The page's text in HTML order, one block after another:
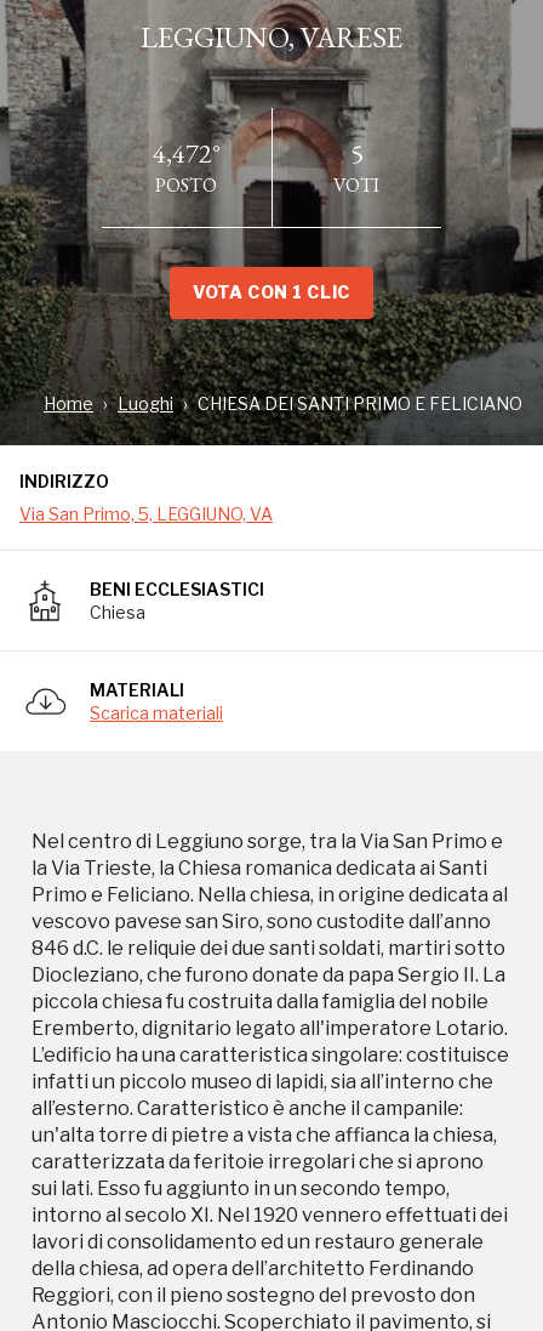
LEGGIUNO, VARESE
4,472°
POSTO
5
VOTI
VOTA CON 1 CLIC
Home Luoghi CHIESA DEI SANTI PRIMO E FELICIANO
INDIRIZZO
Via San Primo, 5, LEGGIUNO, VA
BENI ECCLESIASTICI
Chiesa
MATERIALI
Scarica materiali
Nel centro di Leggiuno sorge, tra la Via San Primo e
la Via Trieste, la Chiesa romanica dedicata ai Santi
Primo e Feliciano. Nella chiesa, in origine dedicata al
vescovo pavese san Siro, sono custodite dall’anno
846 d.C. le reliquie dei due santi soldati, martiri sotto
Diocleziano, che furono donate da papa Sergio II. La
piccola chiesa fu costruita dalla famiglia del nobile
Eremberto, dignitario legato all'imperatore Lotario.
L’edificio ha una caratteristica singolare: costituisce
infatti un piccolo museo di lapidi, sia all’interno che
all’esterno. Caratteristico è anche il campanile:
un'alta torre di pietre a vista che affianca la chiesa,
caratterizzata da feritoie irregolari che si aprono
sui lati. Esso fu aggiunto in un secondo tempo,
intorno al secolo XI. Nel 1920 vennero effettuati dei
lavori di consolidamento ed un restauro generale
della chiesa, ad opera dell’architetto Ferdinando
Reggiori, con il pieno sostegno del prevosto don
Antonio Masciocchi. Scoperchiato il pavimento, si
INDIRIZZO
Via San Primo, 5, LEGGIUNO, VA
la Via Trieste, la Chiesa romanica dedicata ai Santi
Primo e Feliciano. Nella chiesa, in origine dedicata al
vescovo pavese san Siro, sono custodite dall’anno
846 d.C. le reliquie dei due santi soldati, martiri sotto
piccola chiesa fu costruita dalla famiglia del nobile
Eremberto, dignitario legato all'imperatore Lotario.
L’edificio ha una caratteristica singolare: costituisce
sui lati. Esso fu aggiunto in un secondo tempo,
intorno al secolo XI. Nel 1920 vennero effettuati dei
lavori di consolidamento ed un restauro generale
della chiesa, ad opera dell’architetto Ferdinando
Reggiori, con il pieno sostegno del prevosto don
Antonio Masciocchi. Scoperchiato il pavimento, si
trovarono quattro tombe scavate tra il muro
frontale e un muro trasversale sotterraneo; sotto il
mastodontico altare del tempo, accostato alla
parete dell’abside, fu poi scoperta un’urna
contenente le reliquie dei martiri Primo e Feliciano,
come già si presumeva dallo studio degli antichi
documenti. Venne costruito un nuovo altare, di
dimensioni ridotte, lasciando a vista la colonnina
che metteva in contatto il reliquiario con la mensa
dell’altare stesso.